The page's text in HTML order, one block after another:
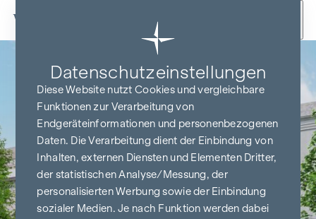
Zum Inhalt springen
Datenschutz­einstellungen
Diese Website nutzt Cookies und vergleichbare
Funktionen zur Verarbeitung von
Endgeräteinformationen und personenbezogenen
Daten. Die Verarbeitung dient der Einbindung von
Inhalten, externen Diensten und Elementen Dritter,
der statistischen Analyse/Messung, der
personalisierten Werbung sowie der Einbindung
sozialer Medien. Je nach Funktion werden dabei